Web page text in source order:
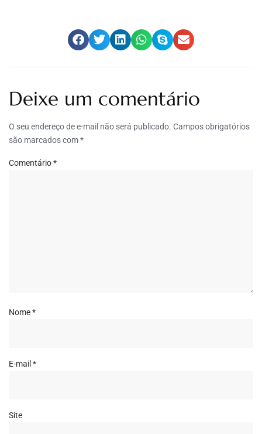
Deixe um comentário
O seu endereço de e-mail não será publicado. Campos obrigatórios
são marcados com*
Comentário*
Nome*
E-mail *
Site